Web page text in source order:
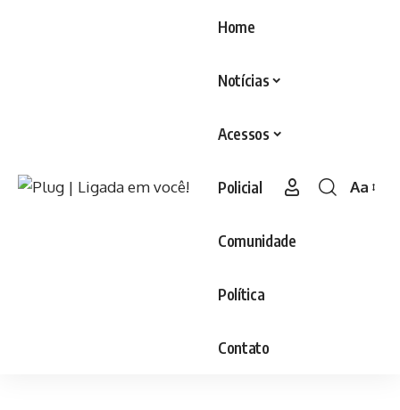
Home
Notícias
Acessos
Policial
Comunidade
Política
Contato
Aa